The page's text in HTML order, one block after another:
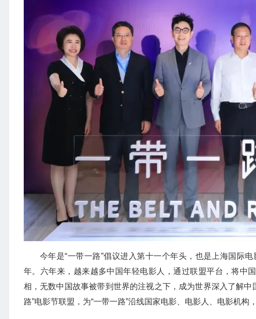
今年是“一带一路”倡议进入第十一个年头，也是上海国际
年。六年来，越来越多中国年轻电影人，通过联盟平台，将中
相，无数中国故事被带到世界的注视之下，成为世界深入了解
路”电影节联盟，为“一带一路”沿线国家电影、电影人、电影机构